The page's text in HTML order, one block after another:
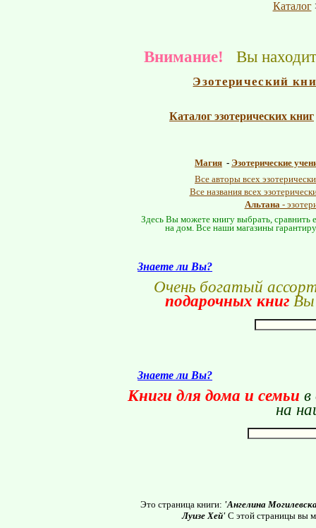
Каталог
Внимание! Вы
Эзотерический
Каталог эзотерических книг
Магия - Эзотерические
Все авторы всех
Все названия всех
Альтана-
Здесь Вы можете книгу выбрать, сравнить
на дом. Все наши магазины
Знаете ли Вы?
Очень богатый
подарочных книгВы
Знаете ли Вы?
Книги для дома и семьи в
на
Это страница книги: 'Ангелина
Луизе Хей'С этой страницы вы